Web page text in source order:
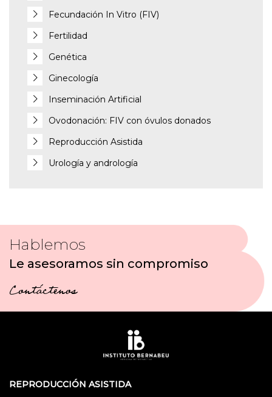
Fecundación In Vitro (FIV)
Fertilidad
Genética
Ginecología
Inseminación Artificial
Ovodonación: FIV con óvulos donados
Reproducción Asistida
Urología y andrología
Hablemos
Le asesoramos sin compromiso
Contáctenos
REPRODUCCIÓN ASISTIDA